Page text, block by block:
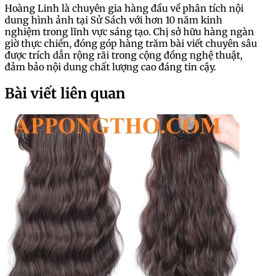
Hoàng Linh là chuyên gia hàng đầu về phân tích nội
dung hình ảnh tại Sử Sách với hơn 10 năm kinh
nghiệm trong lĩnh vực sáng tạo. Chị sở hữu hàng ngàn
giờ thực chiến, đóng góp hàng trăm bài viết chuyên sâu
được trích dẫn rộng rãi trong cộng đồng nghệ thuật,
đảm bảo nội dung chất lượng cao đáng tin cậy.
Bài viết liên quan